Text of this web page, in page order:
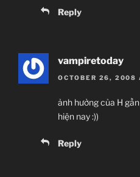
Reply
vampiretoday
OCTOBER 26, 2008
ảnh hưởng của H
hiện nay :))
Reply